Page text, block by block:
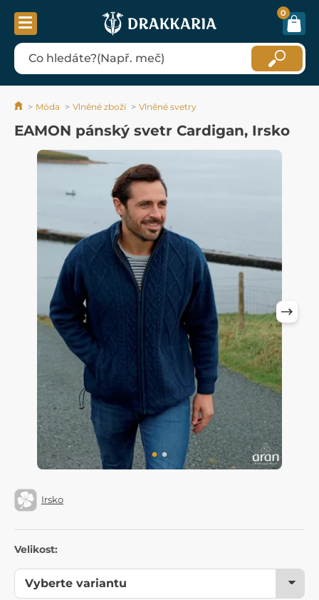
0
Móda Vlněné zboží Vlněné svetry
EAMON pánský svetr Cardigan, Irsko
Irsko
Velikost: